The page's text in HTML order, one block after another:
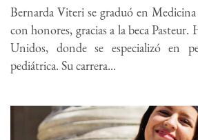
Bernarda Viteri se graduó en
con honores, gracias a la beca Pasteur.
Unidos, donde se especializó en
pediátrica. Su carrera...